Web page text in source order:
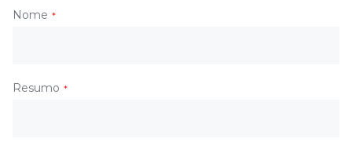
Nome
Resumo